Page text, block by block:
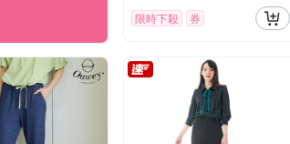
限時下殺 券